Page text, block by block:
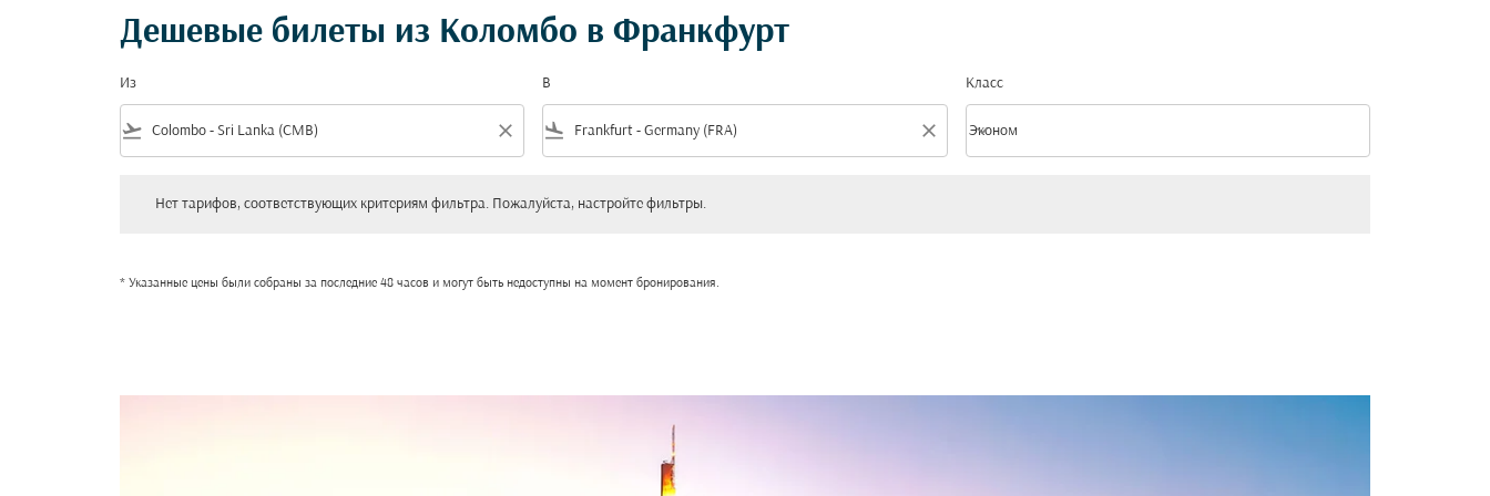
Дешевые билеты из Коломбо в Франкфурт
Из
flight_takeoff close
В
flight_land close
Класс
Класс option Эконом Selected
Эконом
keyboard_arrow_down
Нет тарифов, соответствующих критериям фильтра. Пожалуйста, настройте фильтры.
* Указанные цены были собраны за последние 48 часов и могут быть недоступны на момент бронирования.